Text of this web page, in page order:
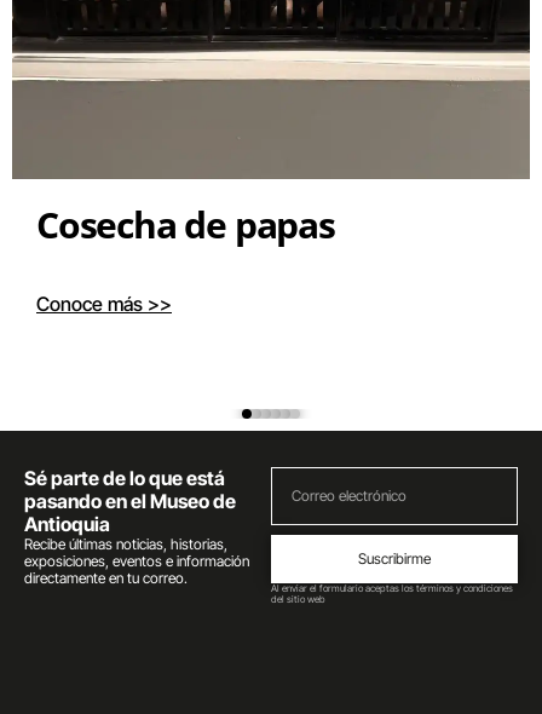
Cosecha de papas
Conoce más >>
Sé parte de lo que está
pasando en el Museo de
Antioquia
Recibe últimas noticias, historias,
exposiciones, eventos e información
directamente en tu correo.
Suscribirme
Al enviar el formulario aceptas los términos y condiciones
del sitio web